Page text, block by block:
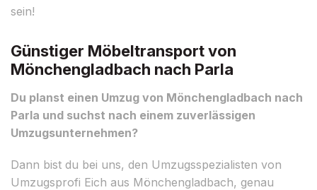
sein!
Günstiger Möbeltransport von
Mönchengladbach nach Parla
Du planst einen Umzug von Mönchengladbach nach
Parla und suchst nach einem zuverlässigen
Umzugsunternehmen?
Dann bist du bei uns, den Umzugsspezialisten von
Umzugsprofi Eich aus Mönchengladbach, genau